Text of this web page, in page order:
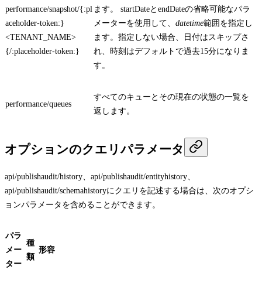
performance/snapshot/{:pl
aceholder-token:}
<TENANT_NAME>
{/:placeholder-token:}
ます。 startDateと endDateの省略可能なパラ
メーターを使用して、 datetime範囲を指定し
ます。指定しない場合、日付はスキップさ
れ、時刻はデフォルトで過去15分になりま
す。
performance/queues
すべてのキューとその現在の状態の一覧を
返します。
オプションのクエリパラメータ
api/publishaudit/history api/publishaudit/entityhistory
api/publishaudit/schemahistoryにクエリを記述する場合は、次のオプシ
ョンパラメータを含めることができます。
パラ
メー
ター
種
類
形容